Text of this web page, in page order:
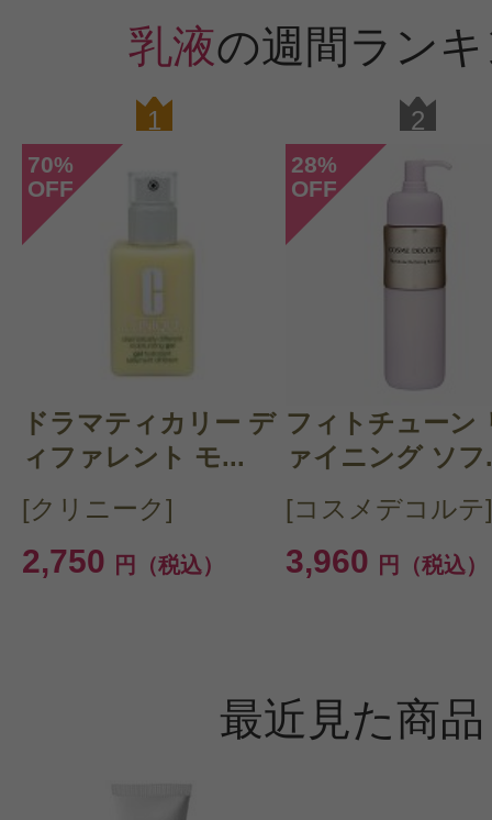
乳液の週間ラン
1
70%
OFF
ドラマティカリー デ
ィファレント モ...
[クリニーク]
2,750 円（税込）
2
28%
OFF
フィトチューン
ァイニング ソフ
[コスメデコルテ]
3,960 円（税込）
最近見た商品